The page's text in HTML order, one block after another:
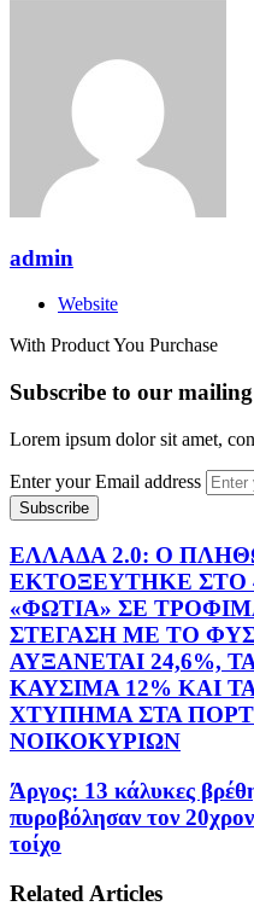
admin
Website
With Product You Purchase
Subscribe to our
Lorem ipsum dolor sit amet,
Enter your Email address
ΕΛΛΑΔΑ 2.0: Ο
ΕΚΤΟΞΕΥΤΗΚΕ ΣΤΟ
«ΦΩΤΙΑ» ΣΕ
ΣΤΕΓΑΣΗ ΜΕ ΤΟ
ΑΥΞΑΝΕΤΑΙ 24,6%,
ΚΑΥΣΙΜΑ 12% ΚΑΙ
ΧΤΥΠΗΜΑ ΣΤΑ
ΝΟΙΚΟΚΥΡΙΩΝ
Άργος: 13 κάλυκες
πυροβόλησαν τον
τοίχο
Related Articles